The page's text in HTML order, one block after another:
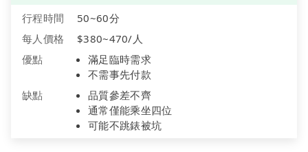
行程時間
50~60分
每人價格
$380~470/人
優點
滿足臨時需求
不需事先付款
缺點
品質參差不齊
通常僅能乘坐四位
可能不跳錶被坑